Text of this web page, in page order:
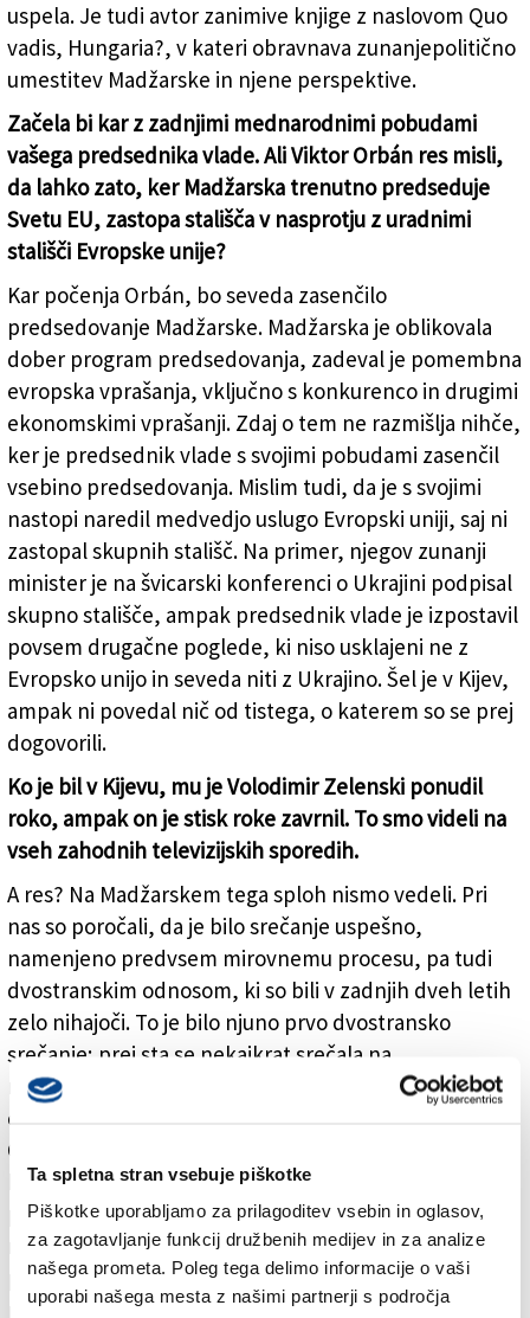
Ta spletna stran vsebuje piškotke
Piškotke uporabljamo za prilagoditev vsebin in oglasov,
za zagotavljanje funkcij družbenih medijev in za analize
našega prometa. Poleg tega delimo informacije o vaši
uporabi našega mesta z našimi partnerji s področja
uspela. Je tudi avtor zanimive knjige z naslovom Quo
vadis, Hungaria?, v kateri obravnava zunanjepolitično
umestitev Madžarske in njene perspektive.
Začela bi kar z zadnjimi mednarodnimi pobudami
vašega predsednika vlade. Ali Viktor Orbán res misli,
da lahko zato, ker Madžarska trenutno predseduje
Svetu EU, zastopa stališča v nasprotju z uradnimi
stališči Evropske unije?
Kar počenja Orbán, bo seveda zasenčilo
predsedovanje Madžarske. Madžarska je oblikovala
dober program predsedovanja, zadeval je pomembna
evropska vprašanja, vključno s konkurenco in drugimi
ekonomskimi vprašanji. Zdaj o tem ne razmišlja nihče,
ker je predsednik vlade s svojimi pobudami zasenčil
vsebino predsedovanja. Mislim tudi, da je s svojimi
nastopi naredil medvedjo uslugo Evropski uniji, saj ni
zastopal skupnih stališč. Na primer, njegov zunanji
minister je na švicarski konferenci o Ukrajini podpisal
skupno stališče, ampak predsednik vlade je izpostavil
povsem drugačne poglede, ki niso usklajeni ne z
Evropsko unijo in seveda niti z Ukrajino. Šel je v Kijev,
ampak ni povedal nič od tistega, o katerem so se prej
dogovorili.
Ko je bil v Kijevu, mu je Volodimir Zelenski ponudil
roko, ampak on je stisk roke zavrnil. To smo videli na
vseh zahodnih televizijskih sporedih.
A res? Na Madžarskem tega sploh nismo vedeli. Pri
nas so poročali, da je bilo srečanje uspešno,
namenjeno predvsem mirovnemu procesu, pa tudi
dvostranskim odnosom, ki so bili v zadnjih dveh letih
zelo nihajoči. To je bilo njuno prvo dvostransko
srečanje; prej sta se nekajkrat srečala na
mednarodnih konferencah. Tokratno srečanje so
ocenili kot plodno, seveda ni bilo celovitega soglasja.
Orbán sam je srečanje označil kot uspešno in dejal, da
bo treba poglobiti dvostranske odnose. Svoj obisk je
predstavil kot mirovno misijo. To seveda ni bila
nobena mirovna misija, bila je le politični piarovski
proizvod. On temu pravi mirovna politika, kar seveda
ni. Njegovo stališče je, da mora ostati Madžarska